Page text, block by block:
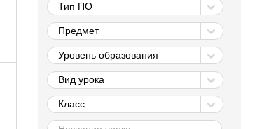
Тип ПО
Предмет
Уровень образования
Вид урока
Класс